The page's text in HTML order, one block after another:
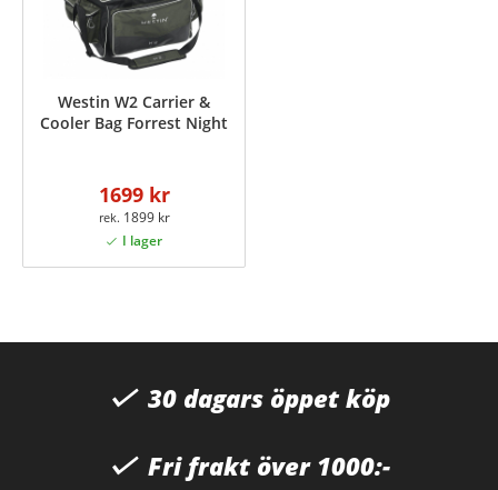
Westin W2 Carrier &
Cooler Bag Forrest Night
1699 kr
1899 kr
30 dagars öppet köp
Fri frakt över 1000:-